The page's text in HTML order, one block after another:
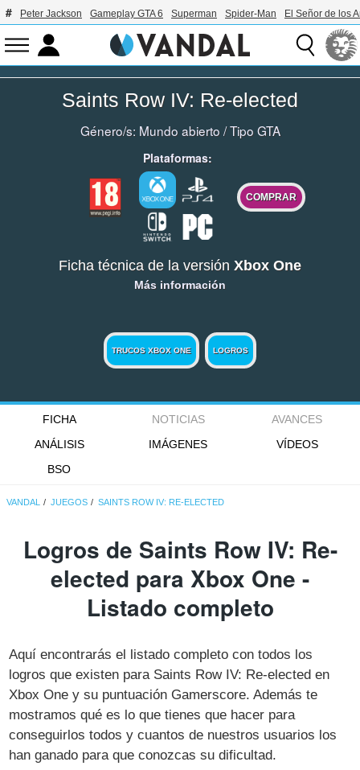
Peter Jackson Gameplay GTA 6 Superman Spider-Man El Señor de los
Saints Row IV: Re-elected
Género/s: Mundo abierto /Tipo GTA
Plataformas:
COMPRAR
Ficha técnica de la versión Xbox One
Más información
TRUCOS XBOX ONE LOGROS
FICHA NOTICIAS
AVANCES
ANÁLISIS
IMÁGENES
VÍDEOS
BSO
VANDAL JUEGOS SAINTS ROW IV: RE-ELECTED
Logros de Saints Row IV: Re-
elected para Xbox One -
Listado completo
Aquí encontrarás el listado completo con todos los
logros que existen para Saints Row IV: Re-elected en
Xbox One y su puntuación Gamerscore. Además te
mostramos qué es lo que tienes que hacer para
conseguirlos todos y cuantos de nuestros usuarios los
han ganado para que conozcas su dificultad.